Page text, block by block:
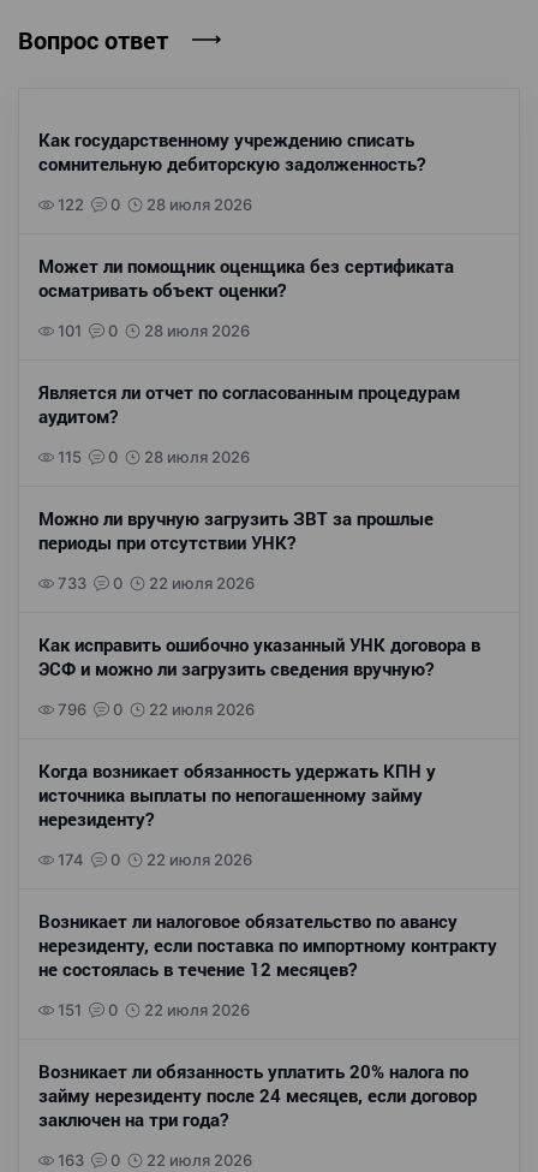
Вопрос ответ
Как государственному учреждению списать
сомнительную дебиторскую задолженность?
122 0 28 июля 2026
Может ли помощник оценщика без сертификата
осматривать объект оценки?
101 0 28 июля 2026
Является ли отчет по согласованным процедурам
аудитом?
115 0 28 июля 2026
Можно ли вручную загрузить ЗВТ за прошлые
периоды при отсутствии УНК?
733 0 22 июля 2026
Как исправить ошибочно указанный УНК договора в
ЭСФ и можно ли загрузить сведения вручную?
796 0 22 июля 2026
Когда возникает обязанность удержать КПН у
источника выплаты по непогашенному займу
нерезиденту?
174 0 22 июля 2026
Возникает ли налоговое обязательство по авансу
нерезиденту, если поставка по импортному контракту
не состоялась в течение 12 месяцев?
151 0 22 июля 2026
Возникает ли обязанность уплатить 20% налога по
займу нерезиденту после 24 месяцев, если договор
заключен на три года?
163 0 22 июля 2026